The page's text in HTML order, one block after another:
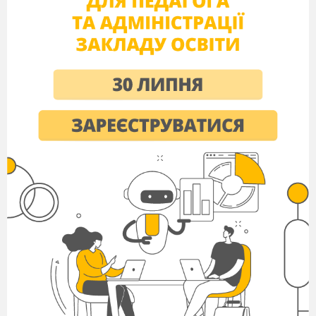
оперативне забезпечення керівництва
підприємства необхідною інформацією про
стан основних засобів через автоматизацію
обліково-обчислювальних робіт на базі
В організації правильного обліку основних
засобів головною є науково обґрунтована їх
класифікація (групування) за найважливішими
економічними і технічними ознаками.
За характером участі у процесі виробництва
залежності від функціонального призначення) основні
засоби поділяються на групи:
виробничі(призначені
для використання у сфері матеріального виробництва,
обслуговують його. Причому ступінь їх участі у процесі
виробництва різна: одні беруть участь в виробництві в
якості засобів праці (машини, обладнання,
інструменти), інші забезпечують безперебійність
виробничого процесу (передавальні пристрої, будівлі),
треті створюють необхідні умови для виробничого
процесу (виробничі будівлі), зберігання або
переміщення виробничих запасів і готової продукції
(складські приміщення, транспортні засоби і т.п.) і